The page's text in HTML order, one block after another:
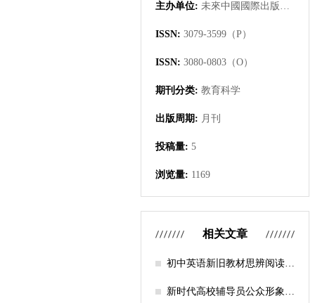
主办单位: 未來中國國際出版集團有限公司
ISSN: 3079-3599（P）
ISSN: 3080-0803（O）
期刊分类: 教育科学
出版周期: 月刊
投稿量: 5
浏览量: 1169
相关文章
初中英语新旧教材思辨阅读任
新时代高校辅导员公众形象塑